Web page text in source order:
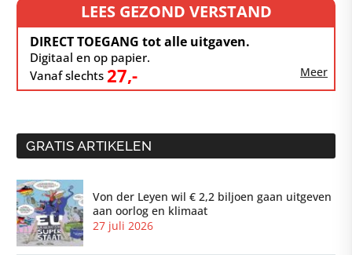
LEES GEZOND VERSTAND
DIRECT TOEGANG tot alle uitgaven.
Digitaal en op papier.
Vanaf slechts 27,- Meer
GRATIS ARTIKELEN
Von der Leyen wil € 2,2 biljoen gaan uitgeven
aan oorlog en klimaat
27 juli 2026